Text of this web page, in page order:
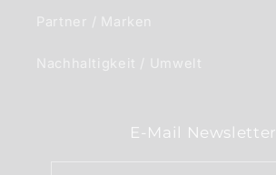
Partner / Marken
Nachhaltigkeit / Umwelt
E-Mail Newsletter